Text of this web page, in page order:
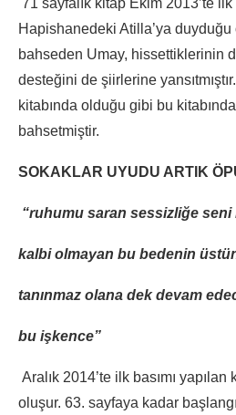
71 sayfalık kitap Ekim 2013’te ilk
Hapishanedeki Atilla’ya
bahseden Umay, hissettiklerinin
desteğini de şiirlerine
kitabında olduğu gibi bu
bahsetmiştir.
SOKAKLAR UYUDU ARTIK
“ruhumu saran sessizliğe seni
kalbi olmayan bu bedenin
tanınmaz olana dek devam
bu işkence”
Aralık 2014’te ilk basımı
oluşur. 63. sayfaya kadar